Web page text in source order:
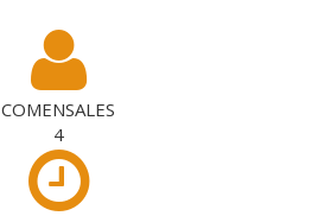
COMENSALES
4